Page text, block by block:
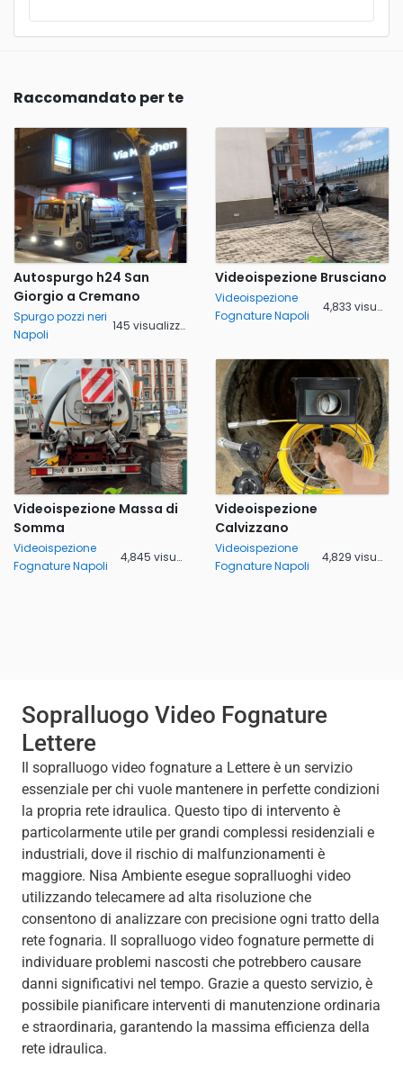
Raccomandato per te
Autospurgo h24 San
Giorgio a Cremano
Spurgo pozzi neri
Napoli
145 visualizzazioni
Videoispezione Brusciano
Videoispezione
Fognature Napoli
4,833 visualizzazioni
Videoispezione Massa di
Somma
Videoispezione
Fognature Napoli
4,845 visualizzazioni
Videoispezione
Calvizzano
Videoispezione
Fognature Napoli
4,829 visualizzazioni
Sopralluogo Video Fognature
Lettere
Il sopralluogo video fognature a Lettere è un servizio
essenziale per chi vuole mantenere in perfette condizioni
la propria rete idraulica. Questo tipo di intervento è
particolarmente utile per grandi complessi residenziali e
industriali, dove il rischio di malfunzionamenti è
maggiore. Nisa Ambiente esegue sopralluoghi video
utilizzando telecamere ad alta risoluzione che
consentono di analizzare con precisione ogni tratto della
rete fognaria. Il sopralluogo video fognature permette di
individuare problemi nascosti che potrebbero causare
danni significativi nel tempo. Grazie a questo servizio, è
possibile pianificare interventi di manutenzione ordinaria
e straordinaria, garantendo la massima efficienza della
rete idraulica.